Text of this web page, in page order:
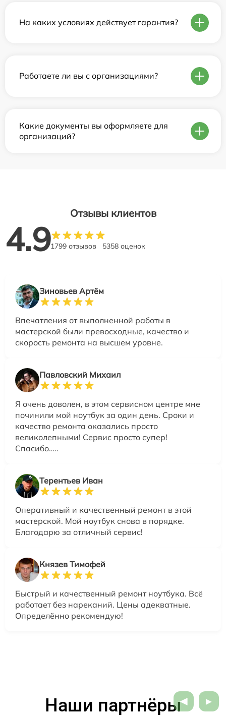
На каких условиях действует гарантия?
Работаете ли вы с организациями?
Какие документы вы оформляете для
организаций?
Отзывы клиентов
4.91799 отзывов 5358 оценок
Зиновьев Артём
Впечатления от выполненной работы в
мастерской были превосходные, качество и
скорость ремонта на высшем уровне.
Павловский Михаил
Я очень доволен, в этом сервисном центре мне
починили мой ноутбук за один день. Сроки и
качество ремонта оказались просто
великолепными! Сервис просто супер!
Спасибо…..
Терентьев Иван
Оперативный и качественный ремонт в этой
мастерской. Мой ноутбук снова в порядке.
Благодарю за отличный сервис!
Князев Тимофей
Быстрый и качественный ремонт ноутбука. Всё
работает без нареканий. Цены адекватные.
Определённо рекомендую!
Наши партнёры